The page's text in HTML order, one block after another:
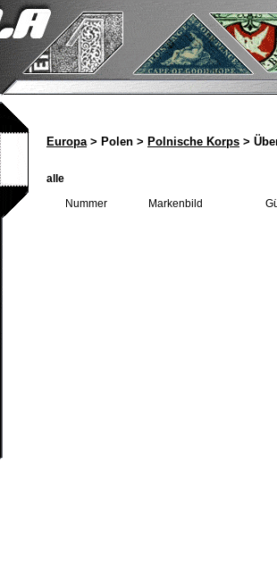
Europa> Polen > Polnische Korps >
alle
Nummer Markenbild